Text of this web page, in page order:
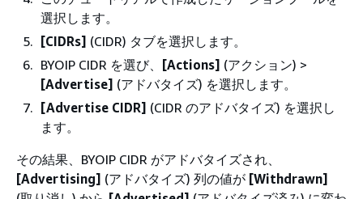
選択します。
[CIDRs] (CIDR) タブを選択します。
BYOIP CIDR を選び、 [Actions] (アクション) >
[Advertise] (アドバタイズ) を選択します。
[Advertise CIDR] (CIDR のアドバタイズ) を選択し
ます。
その結果、BYOIP CIDR がアドバタイズされ、
[Advertising] (アドバタイズ) 列の値が [Withdrawn]